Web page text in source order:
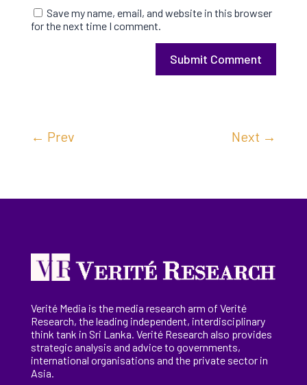
Save my name, email, and website in this browser
for the next time I comment.
Submit Comment
← Prev Next →
Verité Media is the media research arm of Verité
Research, theleading independent, interdisciplinary
think tank in Sri Lanka. Verité Research also provides
strategic analysis and advice to governments,
international organisations and the private sector in
Asia.